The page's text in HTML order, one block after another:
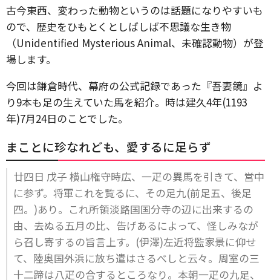
古今東西、変わった動物というのは話題になりやすいも
ので、歴史をひもとくとしばしば不思議な生き物
（Unidentified Mysterious Animal、未確認動物）が登
場します。
今回は鎌倉時代、幕府の公式記録であった『吾妻鏡』よ
り9本も足の生えていた馬を紹介。時は建久4年(1193
年)7月24日のことでした。
まことに珍なれども、愛するに足らず
廿四日 戊子 横山権守時広、一疋の異馬を引きて、営中
に参ず。将軍これを覧るに、その足九(前足五、後足
四。)あり。これ所領淡路国国分寺の辺に出来するの
由、去ぬる五月の比、告げあるによって、怪しみなが
ら召し寄するの旨言上す。(伊澤)左近将監家景に仰せ
て、陸奥国外浜に放ち遣はさるべしと云々。周室の三
十二蹄は八疋の合するところなり。本朝一疋の九足、